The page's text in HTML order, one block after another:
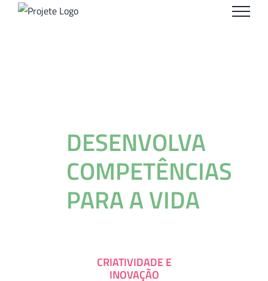
DESENVOLVA
COMPETÊNCIAS
PARA A VIDA
CRIATIVIDADE E
INOVAÇÃO